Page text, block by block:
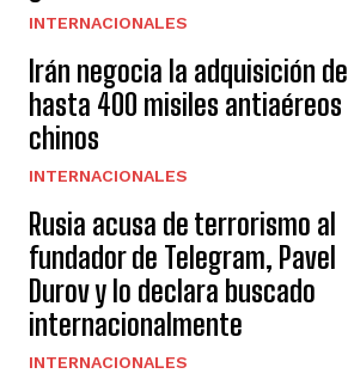
INTERNACIONALES
Irán negocia la adquisición de
hasta 400 misiles antiaéreos
chinos
INTERNACIONALES
Rusia acusa de terrorismo al
fundador de Telegram, Pavel
Durov y lo declara buscado
internacionalmente
INTERNACIONALES